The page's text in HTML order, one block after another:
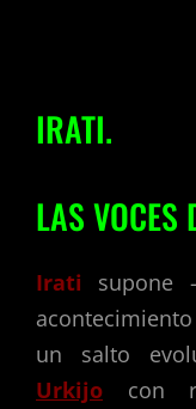
IRATI.
LAS VOCES
Irati supone
un salto
Urkijo con